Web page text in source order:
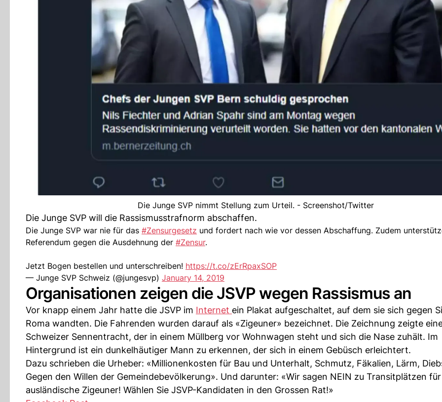
Die Junge SVP nimmt Stellung zum Urteil. - Screenshot/Twitter
Die Junge SVP will die Rassismusstrafnorm abschaffen.
Die Junge SVP war nie für das #Zensurgesetz und fordert nach wie vor dessen Abschaffung. Zudem
Referendum gegen die Ausdehnung der #Zensur.
Jetzt Bogen bestellen und unterschreiben! https://t.co/zErRpaxSOP
— Junge SVP Schweiz (@jungesvp) January 14, 2019
Organisationen zeigen die JSVP wegen Rassismus an
Vor knapp einem Jahr hatte die JSVP im Internet ein Plakat aufgeschaltet, auf dem sie sich gegen
Roma wandten. Die Fahrenden wurden darauf als «Zigeuner» bezeichnet. Die Zeichnung zeigte
Schweizer Sennentracht, der in einem Müllberg vor Wohnwagen steht und sich die Nase zuhält. Im
Hintergrund ist ein dunkelhäutiger Mann zu erkennen, der sich in einem Gebüsch erleichtert.
Dazu schrieben die Urheber: «Millionenkosten für Bau und Unterhalt, Schmutz, Fäkalien, Lärm,
Gegen den Willen der Gemeindebevölkerung». Und darunter: «Wir sagen NEIN zu Transitplätzen für
ausländische Zigeuner! Wählen Sie JSVP-Kandidaten in den Grossen Rat!»